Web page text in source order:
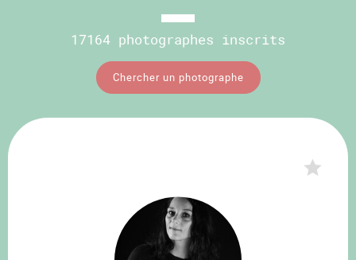
17164 photographes inscrits
Chercher un photographe